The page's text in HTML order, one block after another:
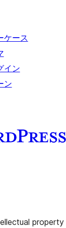
ケース
イン
ン